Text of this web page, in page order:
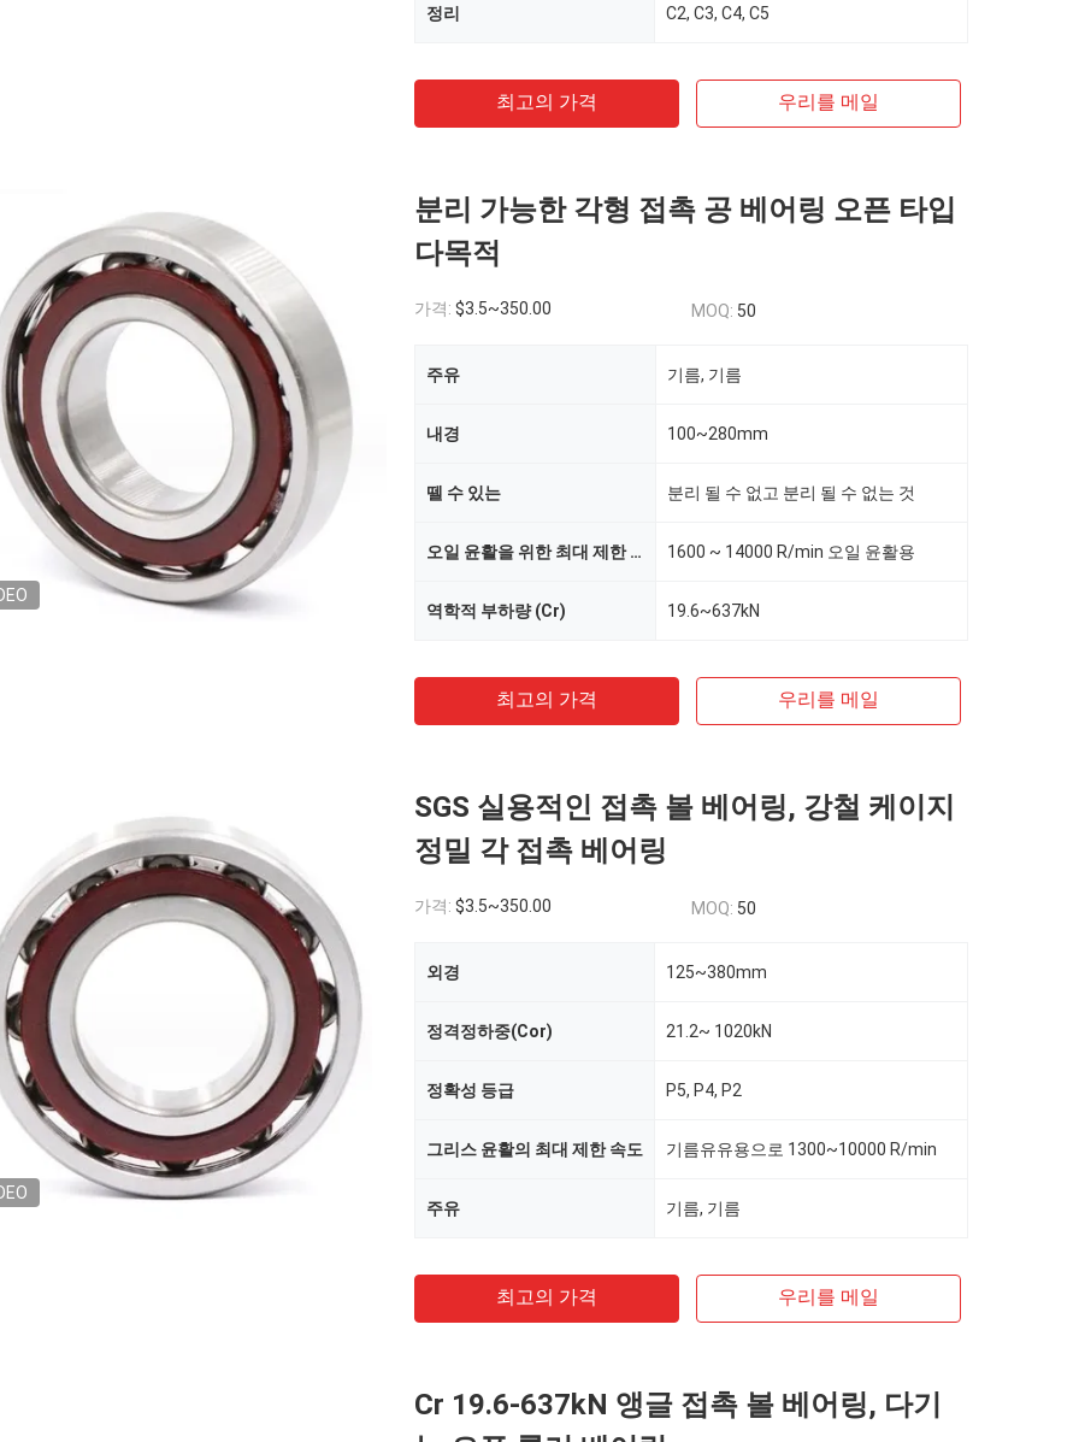
정리 C2, C3, C4, C5
최고의 가격 우리를 메일
분리 가능한 각형 접촉 공 베어링 오픈 타입
다목적
가격: $3.5~350.00 MOQ: 50
주유 기름, 기름
내경 100~280mm
뗄 수 있는 분리 될 수 없고 분리 될 수 없는 것
오일 윤활을 위한 최대 제한 속도 1600 ~ 14000 R/min 오일 윤활용
역학적 부하량 (Cr) 19.6~637kN
최고의 가격 우리를 메일
SGS 실용적인 접촉 볼 베어링, 강철 케이지
정밀 각 접촉 베어링
가격: $3.5~350.00 MOQ: 50
외경 125~380mm
정격정하중(Cor) 21.2~ 1020kN
정확성 등급 P5, P4, P2
그리스 윤활의 최대 제한 속도 기름유유용으로 1300~10000 R/min
주유 기름, 기름
최고의 가격 우리를 메일
Cr 19.6-637kN 앵글 접촉 볼 베어링, 다기